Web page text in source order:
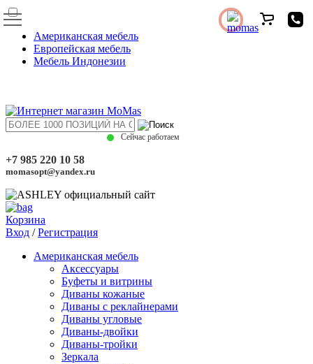
Американская мебель
Европейская мебель
Мебель Индонезии
Сейчас работаем
+7 985 220 10 58
momasopt@yandex.ru
Корзина
Вход /Регистрация
Американская мебель
Аксессуары
Буфеты и витрины
Диваны кожаные
Диваны с реклайнерами
Диваны угловые
Диваны-двойки
Диваны-тройки
Зеркала